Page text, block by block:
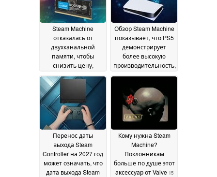
June 2026
Steam Machine
отказалась от
двухканальной
памяти, чтобы
снизить цену,
характеристики
ограничивают
производительность
23 June 2026
Обзор Steam Machine
показывает, что PS5
демонстрирует
более высокую
производительность,
Перенос даты
выхода Steam
Controller на 2027 год
может означать, что
дата выхода Steam
Кому нужна Steam
Machine?
Поклонникам
больше по душе этот
аксессуар от Valve 15